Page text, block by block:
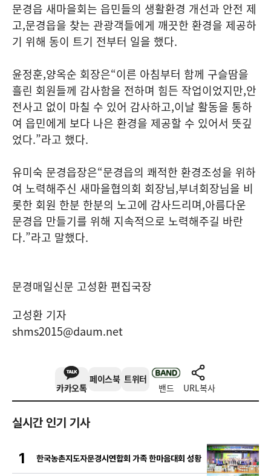
문경읍 새마을회는 읍민들의 생활환경 개선과 안전 제
고,문경읍을 찾는 관광객들에게 깨끗한 환경을 제공하
기 위해 동이 트기 전부터 일을 했다.
윤정훈,양옥순 회장은“이른 아침부터 함께 구슬땀을
흘린 회원들께 감사함을 전하며 힘든 작업이었지만,안
전사고 없이 마칠 수 있어 감사하고,이날 활동을 통하
여 읍민에게 보다 나은 환경을 제공할 수 있어서 뜻깊
었다.”라고 했다.
유미숙 문경읍장은“문경읍의 쾌적한 환경조성을 위하
여 노력해주신 새마을협의회 회장님,부녀회장님을 비
롯한 회원 한분 한분의 노고에 감사드리며,아름다운
문경읍 만들기를 위해 지속적으로 노력해주길 바란
다.”라고 말했다.
문경매일신문 고성환 편집국장
고성환 기자
shms2015@daum.net
카카오톡
페이스북 트위터
밴드 URL복사
실시간 인기 기사
1 한국농촌지도자문경시연합회 가족 한마음대회 성황